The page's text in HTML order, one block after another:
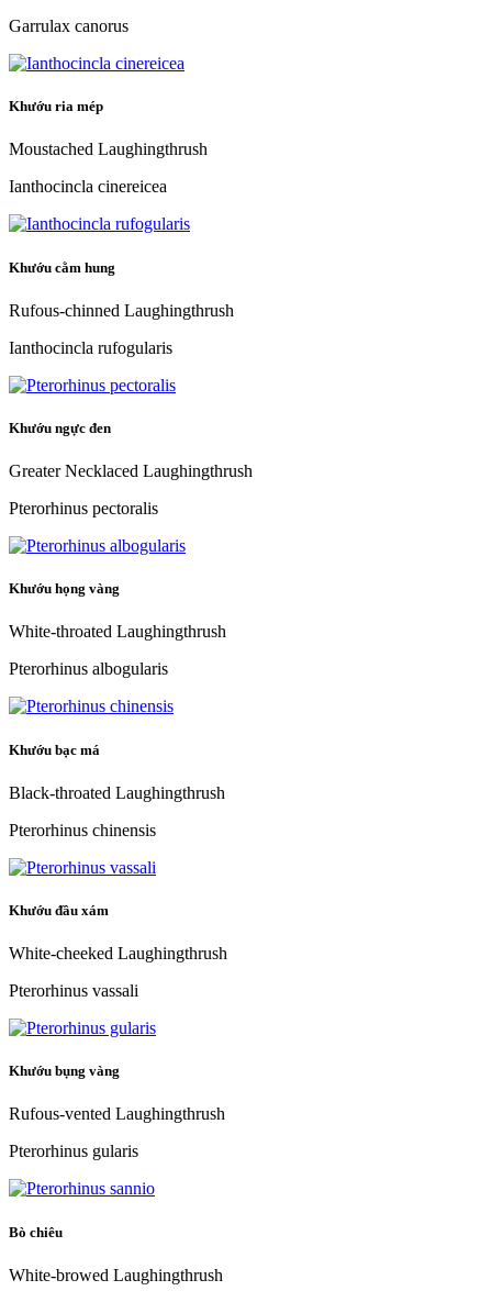
Garrulax canorus
Khướu ria mép
Moustached Laughingthrush
Ianthocincla cinereicea
Khướu cằm hung
Rufous-chinned Laughingthrush
Ianthocincla rufogularis
Khướu ngực đen
Greater Necklaced Laughingthrush
Pterorhinus pectoralis
Khướu họng vàng
White-throated Laughingthrush
Pterorhinus albogularis
Khướu bạc má
Black-throated Laughingthrush
Pterorhinus chinensis
Khướu đầu xám
White-cheeked Laughingthrush
Pterorhinus vassali
Khướu bụng vàng
Rufous-vented Laughingthrush
Pterorhinus gularis
Bò chiêu
White-browed Laughingthrush